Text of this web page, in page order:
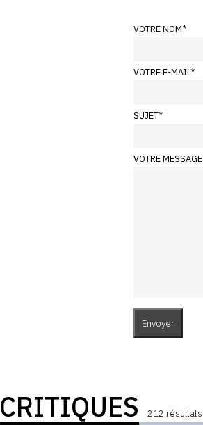
VOTRE NOM*
VOTRE E-MAIL*
SUJET*
VOTRE MESSAGE
CRITIQUES 212 résultats